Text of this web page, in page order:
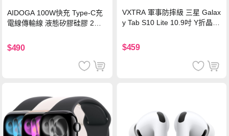
AIDOGA 100W快充 Type-C充
電線傳輸線 液態矽膠硅膠 2M
$490
VXTRA 軍事防摔級 三星 Galax
y Tab S10 Lite 10.9吋 Y折晶透
$459